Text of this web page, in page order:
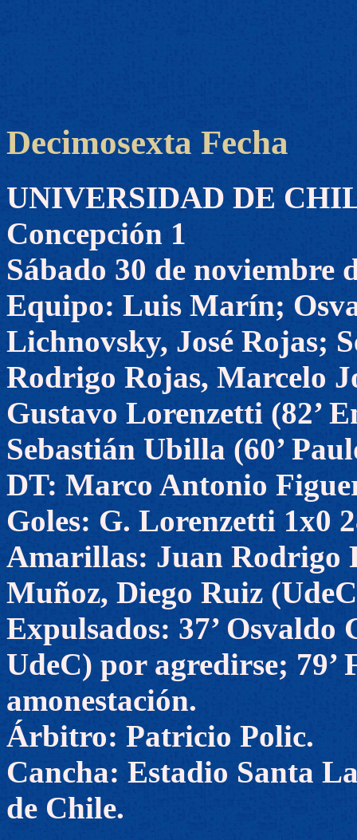
Decimosexta Fecha
UNIVERSIDAD DE
Concepción 1
Sábado 30 de noviembre
Equipo: Luis Marín;
Lichnovsky, José Rojas;
Rodrigo Rojas, Marcelo
Gustavo Lorenzetti (82’
Sebastián Ubilla (60’
DT: Marco Antonio
Goles: G. Lorenzetti 1x0
Amarillas: Juan Rodrigo
Muñoz, Diego Ruiz
Expulsados: 37’ Osvaldo
UdeC) por agredirse;
amonestación.
Árbitro: Patricio Polic.
Cancha: Estadio Santa
de Chile.